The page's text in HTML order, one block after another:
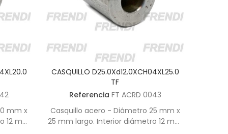
mm x
12 mm
CASQUILLO D25.0Xd12.0XCH04XL25.0
TF
Referencia FT ACRD 0043
Casquillo acero - Diámetro 25 mm x
25 mm largo. Interior diámetro 12 mm